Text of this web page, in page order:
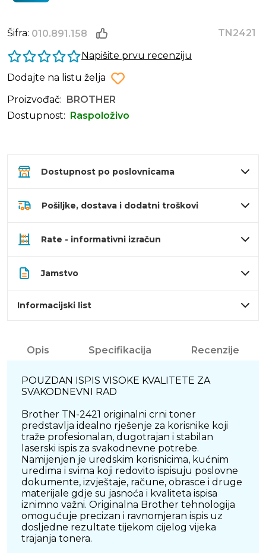
Šifra: 010.891.158
TN2421
Napišite prvu recenziju
Dodajte na listu želja
Proizvođač:
BROTHER
Dostupnost:
Raspoloživo
Dostupnost po poslovnicama
Pošiljke, dostava i dodatni troškovi
Rate - informativni izračun
Jamstvo
Informacijski list
Opis Specifikacija Recenzije
POUZDAN ISPIS VISOKE KVALITETE ZA
SVAKODNEVNI RAD
Brother TN-2421 originalni crni toner
predstavlja idealno rješenje za korisnike koji
traže profesionalan, dugotrajan i stabilan
laserski ispis za svakodnevne potrebe.
Namijenjen je uredskim korisnicima, kućnim
uredima i svima koji redovito ispisuju poslovne
dokumente, izvještaje, račune, obrasce i druge
materijale gdje su jasnoća i kvaliteta ispisa
iznimno važni. Originalna Brother tehnologija
omogućuje precizan i ravnomjeran ispis uz
dosljedne rezultate tijekom cijelog vijeka
trajanja tonera.